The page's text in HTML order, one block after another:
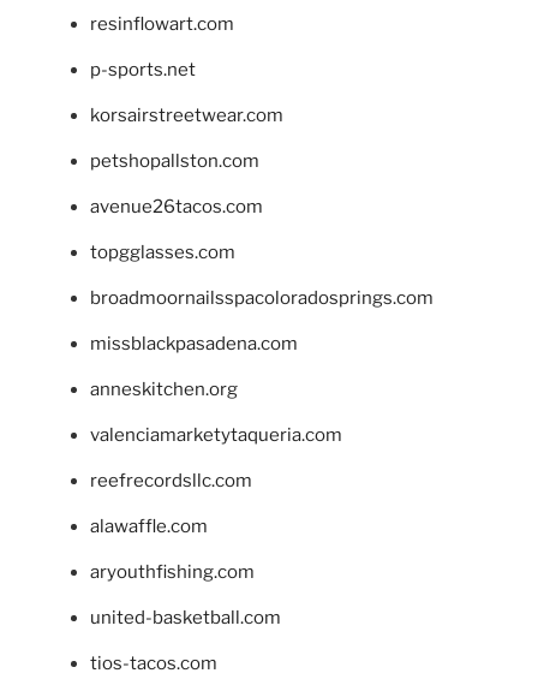
resinflowart.com
p-sports.net
korsairstreetwear.com
petshopallston.com
avenue26tacos.com
topgglasses.com
broadmoornailsspacoloradosprings.com
missblackpasadena.com
anneskitchen.org
valenciamarketytaqueria.com
reefrecordsllc.com
alawaffle.com
aryouthfishing.com
united-basketball.com
tios-tacos.com